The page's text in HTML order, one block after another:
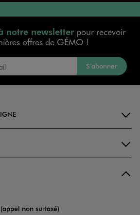
notre newsletterpour recevoir
offres de GÉMO !
S’abonner
(appel non surtaxé)